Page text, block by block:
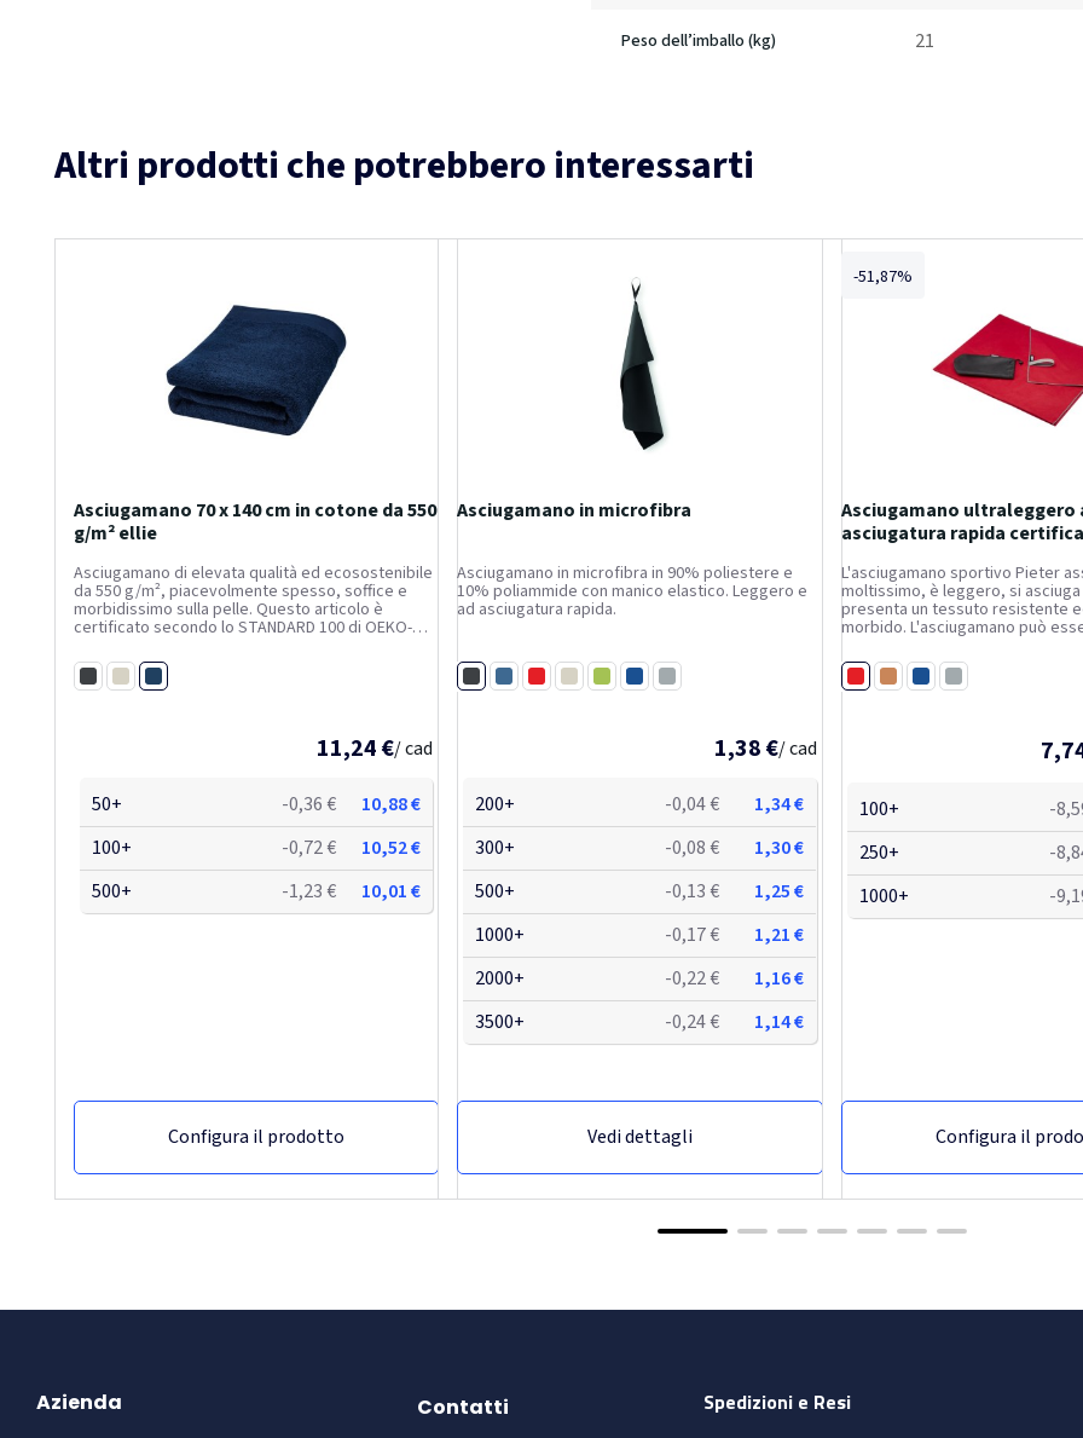
Peso dell’imballo (kg) 21
Altri prodotti che potrebbero interessarti
Asciugamano 70 x 140 cm in cotone da 550
g/m² ellie
Asciugamano di elevata qualità ed ecosostenibile
da 550 g/m², piacevolmente spesso, soffice e
morbidissimo sulla pelle. Questo articolo è
certificato secondo lo STANDARD 100 di OEKO-
tessile sia privo di sostanze chimiche o materiali
sintetici...
NeroBianco
Navy
11,24 €/ cad
50+ -0,36 €
10,88 €
100+
-0,72 €
10,52 €
500+
-1,23 € 10,01 €
Configura il prodotto
Asciugamano in microfibra
Asciugamano in microfibra in 90% poliestere e
10% poliammide con manico elastico. Leggero e
ad asciugatura rapida.
NeroBlu RossoBiancoLimeBlu royal
Grigio
1,38 €/ cad
200+ -0,04 €
1,34 €
300+
-0,08 €
1,30 €
500+
-0,13 €
1,25 €
1000+
-0,17 €
1,21 €
2000+
-0,22 €
1,16 €
3500+
-0,24 € 1,14 €
Vedi dettagli
-51,87%
Asciugamano ultraleggero
asciugatura rapida
L'asciugamano sportivo Pieter
moltissimo, è leggero, si
presenta un tessuto resistente
morbido. L'asciugamano può
ridotto, ideale da portare in
oppure durante le...
RossoArancione
Blu royal
Grigio
100+
-
250+
-
1000+
-
Configura il
-46,06%
Azienda Contatti Spedizioni e Resi